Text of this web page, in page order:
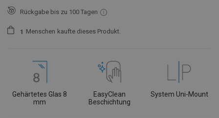
Rückgabe bis zu 100 Tagen
1 Menschen kaufte dieses Produkt.
Gehärtetes Glas 8
mm
EasyClean
Beschichtung
System Uni-Mount